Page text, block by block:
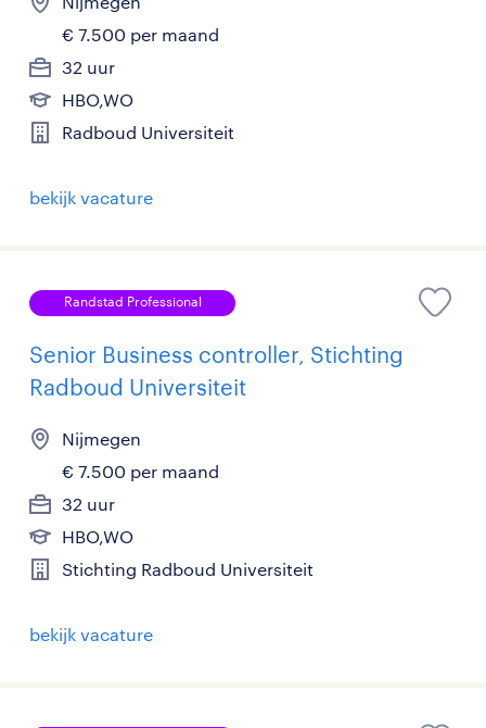
€ 7.500 per maand
32 uur
HBO,WO
Radboud Universiteit
bekijk vacature
Randstad Professional
Senior Business controller, Stichting
Radboud Universiteit
Nijmegen
€ 7.500 per maand
32 uur
HBO,WO
Stichting Radboud Universiteit
bekijk vacature